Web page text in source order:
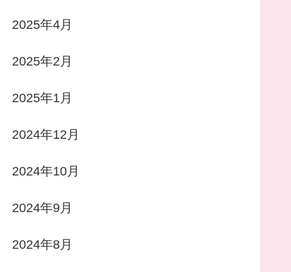
2025年4月
2025年2月
2025年1月
2024年12月
2024年10月
2024年9月
2024年8月